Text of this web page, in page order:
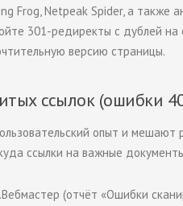
Frog, Netpeak Spider, а также
301-редиректы с дублей на
версию страницы.
ссылок (ошибки
опыт и мешают
ссылки на важные
(отчёт «Ошибки